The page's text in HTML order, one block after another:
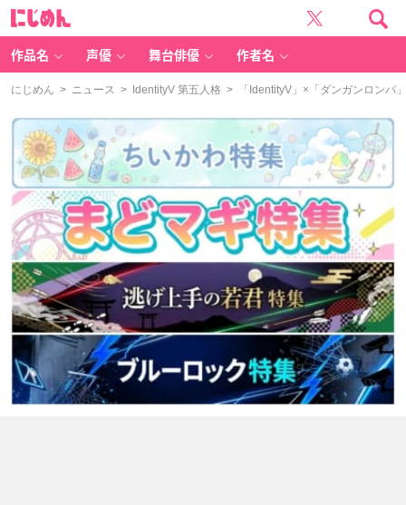
作品名 声優 舞台俳優 作者名
にじめん > ニュース > IdentityV 第五人格 > 「IdentityV」×「ダンガンロンパ